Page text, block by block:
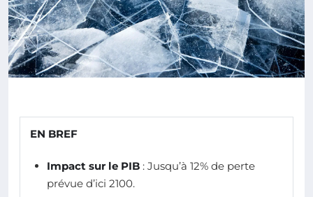
EN BREF
Impact sur le PIB : Jusqu’à 12% de perte
prévue d’ici 2100.